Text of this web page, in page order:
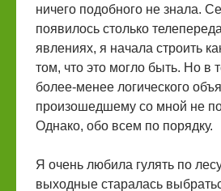
ничего подобного не знала.
появилось столько
явлениях, я начала строить
том, что это могло быть. Но в
более-менее логического
произошедшему со мной не
Однако, обо всем по порядку.
Я очень любила гулять по
выходные старалась